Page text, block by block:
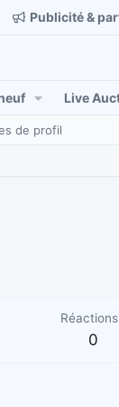
Publicité &
Live
de profil
0